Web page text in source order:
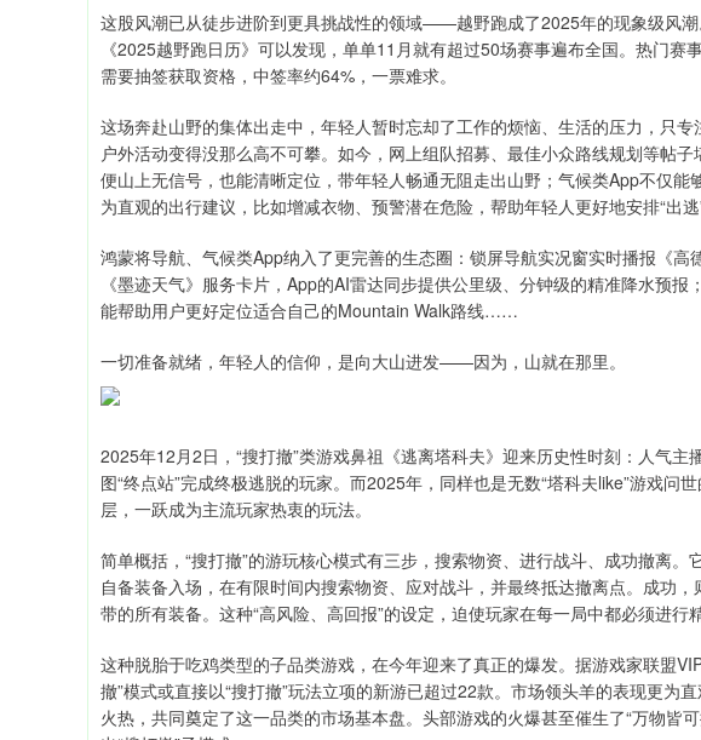
这股风潮已从徒步进阶到更具挑战性的领域——越野跑成了2025年的现象级风
《2025越野跑日历》可以发现，单单11月就有超过50场赛事遍布全国。热门赛
需要抽签获取资格，中签率约64%，一票难求。
这场奔赴山野的集体出走中，年轻人暂时忘却了工作的烦恼、生活的压力，只
户外活动变得没那么高不可攀。如今，网上组队招募、最佳小众路线规划等帖
便山上无信号，也能清晰定位，带年轻人畅通无阻走出山野；气候类App不仅
为直观的出行建议，比如增减衣物、预警潜在危险，帮助年轻人更好地安排“出逃
鸿蒙将导航、气候类App纳入了更完善的生态圈：锁屏导航实况窗实时播报《
《墨迹天气》服务卡片，App的AI雷达同步提供公里级、分钟级的精准降水预报
能帮助用户更好定位适合自己的Mountain Walk路线……
一切准备就绪，年轻人的信仰，是向大山进发——因为，山就在那里。
2025年12月2日，“搜打撤”类游戏鼻祖《逃离塔科夫》迎来历史性时刻：人气
图“终点站”完成终极逃脱的玩家。而2025年，同样也是无数“塔科夫like”游戏问
层，一跃成为主流玩家热衷的玩法。
简单概括，“搜打撤”的游玩核心模式有三步，搜索物资、进行战斗、成功撤离
自备装备入场，在有限时间内搜索物资、应对战斗，并最终抵达撤离点。成功
带的所有装备。这种“高风险、高回报”的设定，迫使玩家在每一局中都必须进行
这种脱胎于吃鸡类型的子品类游戏，在今年迎来了真正的爆发。据游戏家联盟
撤”模式或直接以“搜打撤”玩法立项的新游已超过22款。市场领头羊的表现更
火热，共同奠定了这一品类的市场基本盘。头部游戏的火爆甚至催生了“万物皆